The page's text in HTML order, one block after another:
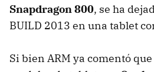
Snapdragon 800, se ha
BUILD 2013 en una tablet
Si bien ARM ya comentó